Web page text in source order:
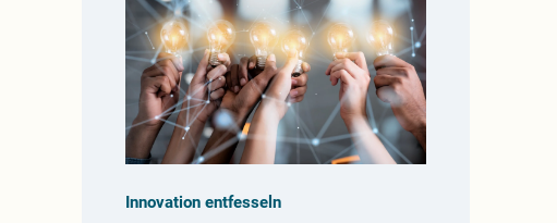
Innovation entfesseln